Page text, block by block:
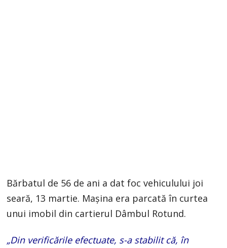
Bărbatul de 56 de ani a dat foc vehiculului joi
seară, 13 martie. Mașina era parcată în curtea
unui imobil din cartierul Dâmbul Rotund.
„Din verificările efectuate, s-a stabilit că, în